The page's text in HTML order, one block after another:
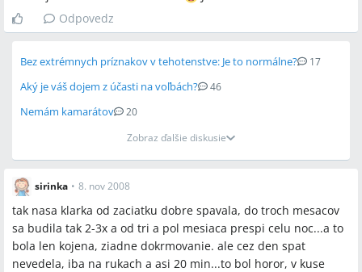
Odpovedz
Bez extrémnych príznakov v tehotenstve: Je to normálne? 17
Aký je váš dojem z účasti na voľbách? 46
Nemám kamarátov
20
Zobraz ďalšie diskusie
sirinka • 8. nov 2008
tak nasa klarka od zaciatku dobre spavala, do troch mesacov
sa budila tak 2-3x a od tri a pol mesiaca prespi celu noc...a to
bola len kojena, ziadne dokrmovanie. ale cez den spat
nevedela, iba na rukach a asi 20 min...to bol horor, v kuse